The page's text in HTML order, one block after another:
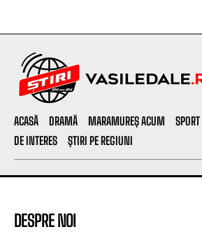
ACASĂ DRAMĂ MARAMUREȘ ACUM SPORT
DE INTERES
ȘTIRI PE REGIUNI
DESPRE NOI